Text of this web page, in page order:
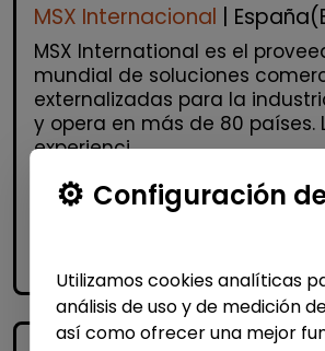
MSX Internacional |
MSX International es el
mundial de soluciones
externalizadas para la
y opera en más de 80 países.
experienci...
Me interesa
accessibility_newPersonas con
Configuración
Utilizamos cookies analíticas
análisis de uso y de medición
así como ofrecer una mejor